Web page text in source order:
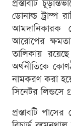
প্রস্তাবটি
ডোনাল্ড ট্রাম্প
আমদানিকারক
আরোপের ক্ষমতা
তালিকায়
অর্থনীতিকে
নামকরণ করা
সিনেটর লিন্ডসে
প্রস্তাবটি